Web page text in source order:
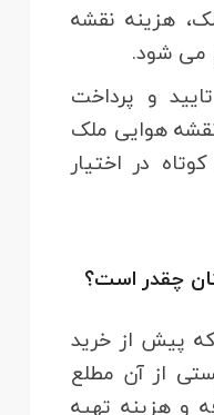
هزینه نقشه
می شود.
و پرداخت
هوایی ملک
در اختیار
چقدر است؟
پیش از خرید
از آن مطلع
و هزینه تهیه